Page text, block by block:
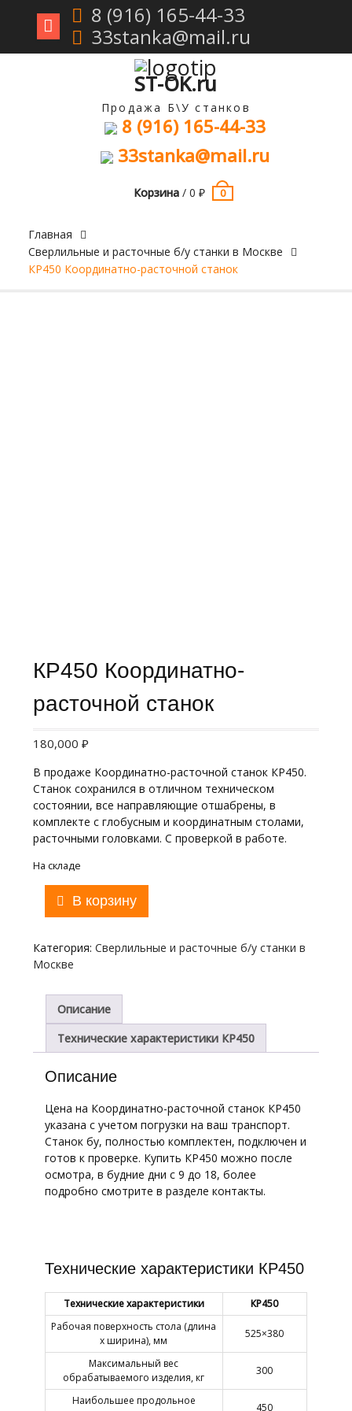
Перейти
8 (916) 165-44-33
33stanka@mail.ru
ST-OK.ru
Продажа Б\У станков
8 (916) 165-44-33
33stanka@mail.ru
Корзина/ 0 ₽ 0
Главная
Сверлильные и расточные б/у станки в Москве
КР450 Координатно-расточной станок
КР450 Координатно-
расточной станок
180,000 ₽
В продаже Координатно-расточной станок КР450.
Станок сохранился в отличном техническом
состоянии, все направляющие отшабрены, в
комплекте с глобусным и координатным столами,
расточными головками. С проверкой в работе.
На складе
товара
Координатно-
расточной
В корзину
Категория: Сверлильные и расточные б/у станки в
Москве
Описание
Технические характеристики КР450
Описание
Цена на Координатно-расточной станок КР450
указана с учетом погрузки на ваш транспорт.
Станок бу, полностью комплектен, подключен и
готов к проверке. Купить КР450 можно после
осмотра, в будние дни с 9 до 18, более
подробно смотрите в разделе контакты.
Технические характеристики КР450
Технические характеристики
КР450
Рабочая поверхность стола (длина
х ширина), мм
525×380
Максимальный вес
обрабатываемого изделия, кг
300
Наибольшее продольное
450